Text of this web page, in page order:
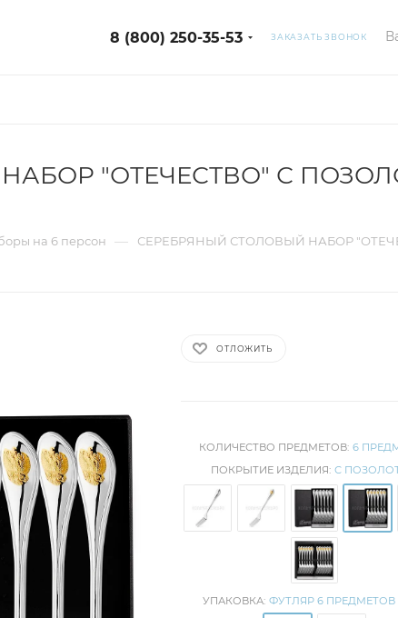
8 (800) 250-35-53 ЗАКАЗАТЬ ЗВОНОК
"ОТЕЧЕСТВО" С
на 6 персон — СЕРЕБРЯНЫЙ СТОЛОВЫЙ НАБОР
ОТЛОЖИТЬ
КОЛИЧЕСТВО ПРЕДМЕТОВ: 6
ПОКРЫТИЕ ИЗДЕЛИЯ: С
УПАКОВКА: ФУТЛЯР 6 ПРЕДМЕТОВ